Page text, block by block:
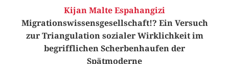
Kijan Malte Espahangizi
Migrationswissensgesellschaft!? Ein Versuch
zur Triangulation sozialer Wirklichkeit im
begrifflichen Scherbenhaufen der
Spätmoderne